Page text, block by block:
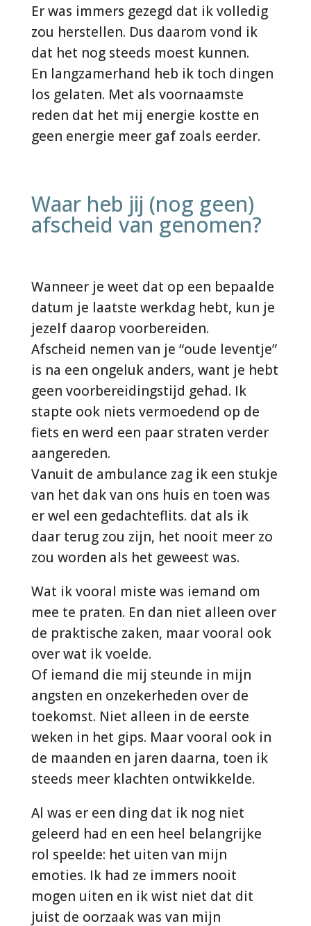
Er was immers gezegd dat ik volledig
zou herstellen. Dus daarom vond ik
dat het nog steeds moest kunnen.
En langzamerhand heb ik toch dingen
los gelaten. Met als voornaamste
reden dat het mij energie kostte en
geen energie meer gaf zoals eerder.
Waar heb jij (nog geen)
afscheid van genomen?
Wanneer je weet dat op een bepaalde
datum je laatste werkdag hebt, kun je
jezelf daarop voorbereiden.
Afscheid nemen van je “oude leventje”
is na een ongeluk anders, want je hebt
geen voorbereidingstijd gehad. Ik
stapte ook niets vermoedend op de
fiets en werd een paar straten verder
aangereden.
Vanuit de ambulance zag ik een stukje
van het dak van ons huis en toen was
er wel een gedachteflits. dat als ik
daar terug zou zijn, het nooit meer zo
zou worden als het geweest was.
Wat ik vooral miste was iemand om
mee te praten. En dan niet alleen over
de praktische zaken, maar vooral ook
over wat ik voelde.
Of iemand die mij steunde in mijn
angsten en onzekerheden over de
toekomst. Niet alleen in de eerste
weken in het gips. Maar vooral ook in
de maanden en jaren daarna, toen ik
steeds meer klachten ontwikkelde.
Al was er een ding dat ik nog niet
geleerd had en een heel belangrijke
rol speelde: het uiten van mijn
emoties. Ik had ze immers nooit
mogen uiten en ik wist niet dat dit
juist de oorzaak was van mijn